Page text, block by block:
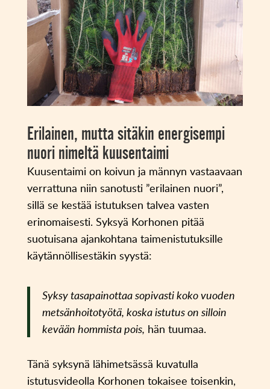
Erilainen, mutta sitäkin energisempi
nuori nimeltä kuusentaimi
Kuusentaimi on koivun ja männyn vastaavaan
verrattuna niin sanotusti ”erilainen nuori”,
sillä se kestää istutuksen talvea vasten
erinomaisesti. Syksyä Korhonen pitää
suotuisana ajankohtana taimenistutuksille
käytännöllisestäkin syystä:
Syksy tasapainottaa sopivasti koko vuoden
metsänhoitotyötä, koska istutus on silloin
kevään hommista pois, hän tuumaa.
Tänä syksynä lähimetsässä kuvatulla
istutusvideolla Korhonen tokaisee toisenkin,